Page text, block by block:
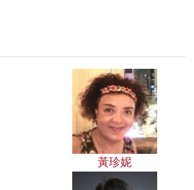
黃珍妮